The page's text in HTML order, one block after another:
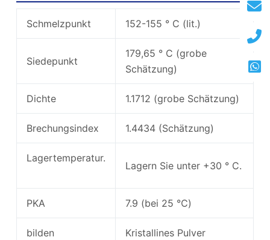
Schmelzpunkt 152-155 ° C (lit.)
Siedepunkt
179,65 ° C (grobe
Schätzung)
Dichte 1.1712 (grobe Schätzung)
Brechungsindex 1.4434 (Schätzung)
Lagertemperatur.
Lagern Sie unter +30 ° C.
PKA 7.9 (bei 25 ℃)
bilden Kristallines Pulver